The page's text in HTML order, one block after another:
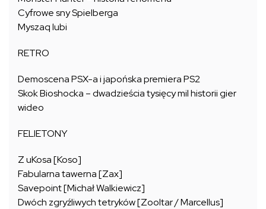
Cyfrowe sny Spielberga
Myszaq lubi
RETRO
Demoscena PSX-a i japońska premiera PS2
Skok Bioshocka – dwadzieścia tysięcy mil historii gier
wideo
FELIETONY
Z uKosa [Koso]
Fabularna tawerna [Zax]
Savepoint [Michał Walkiewicz]
Dwóch zgryźliwych tetryków [Zooltar / Marcellus]